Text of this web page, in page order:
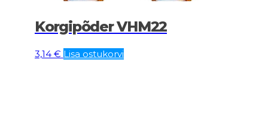
Korgipõder VHM22
3,14 € Lisa ostukorvi